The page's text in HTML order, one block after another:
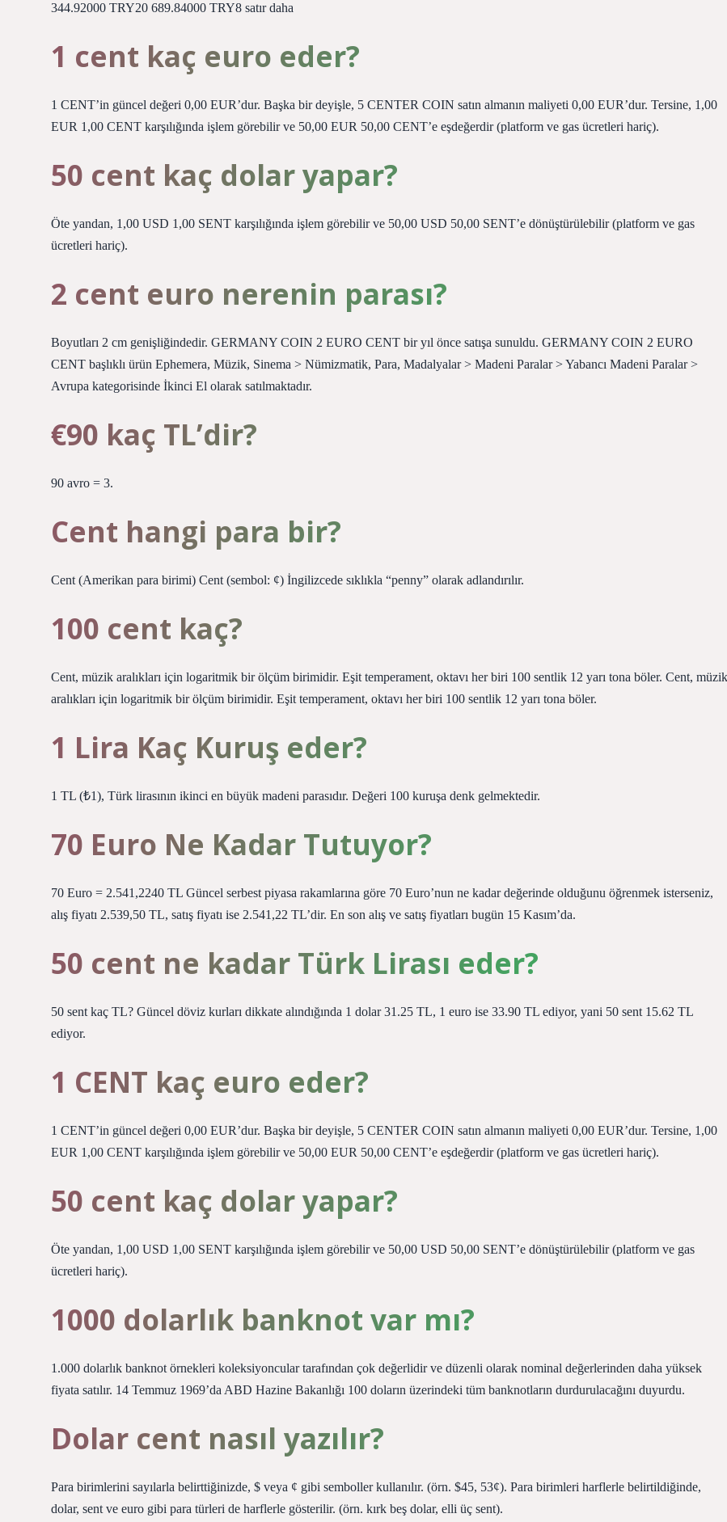
344.92000 TRY20 689.84000 TRY8 satır daha
1 cent kaç euro eder?
1 CENT’in güncel değeri 0,00 EUR’dur. Başka bir deyişle, 5 CENTER COIN satın almanın maliyeti 0,00 EUR’dur. Tersine, 1,00
EUR 1,00 CENT karşılığında işlem görebilir ve 50,00 EUR 50,00 CENT’e eşdeğerdir (platform ve gas ücretleri hariç).
50 cent kaç dolar yapar?
Öte yandan, 1,00 USD 1,00 SENT karşılığında işlem görebilir ve 50,00 USD 50,00 SENT’e dönüştürülebilir (platform ve gas
ücretleri hariç).
2 cent euro nerenin parası?
Boyutları 2 cm genişliğindedir. GERMANY COIN 2 EURO CENT bir yıl önce satışa sunuldu. GERMANY COIN 2 EURO
CENT başlıklı ürün Ephemera, Müzik, Sinema > Nümizmatik, Para, Madalyalar > Madeni Paralar > Yabancı Madeni Paralar >
Avrupa kategorisinde İkinci El olarak satılmaktadır.
€90 kaç TL’dir?
90 avro = 3.
Cent hangi para bir?
Cent (Amerikan para birimi) Cent (sembol: ¢) İngilizcede sıklıkla “penny” olarak adlandırılır.
100 cent kaç?
Cent, müzik aralıkları için logaritmik bir ölçüm birimidir. Eşit temperament, oktavı her biri 100 sentlik 12 yarı tona böler. Cent, müzik
aralıkları için logaritmik bir ölçüm birimidir. Eşit temperament, oktavı her biri 100 sentlik 12 yarı tona böler.
1 Lira Kaç Kuruş eder?
1 TL (₺1), Türk lirasının ikinci en büyük madeni parasıdır. Değeri 100 kuruşa denk gelmektedir.
70 Euro Ne Kadar Tutuyor?
70 Euro = 2.541,2240 TL Güncel serbest piyasa rakamlarına göre 70 Euro’nun ne kadar değerinde olduğunu öğrenmek isterseniz,
alış fiyatı 2.539,50 TL, satış fiyatı ise 2.541,22 TL’dir. En son alış ve satış fiyatları bugün 15 Kasım’da.
50 cent ne kadar Türk Lirası eder?
50 sent kaç TL? Güncel döviz kurları dikkate alındığında 1 dolar 31.25 TL, 1 euro ise 33.90 TL ediyor, yani 50 sent 15.62 TL
ediyor.
1 CENT kaç euro eder?
1 CENT’in güncel değeri 0,00 EUR’dur. Başka bir deyişle, 5 CENTER COIN satın almanın maliyeti 0,00 EUR’dur. Tersine, 1,00
EUR 1,00 CENT karşılığında işlem görebilir ve 50,00 EUR 50,00 CENT’e eşdeğerdir (platform ve gas ücretleri hariç).
50 cent kaç dolar yapar?
Öte yandan, 1,00 USD 1,00 SENT karşılığında işlem görebilir ve 50,00 USD 50,00 SENT’e dönüştürülebilir (platform ve gas
ücretleri hariç).
1000 dolarlık banknot var mı?
1.000 dolarlık banknot örnekleri koleksiyoncular tarafından çok değerlidir ve düzenli olarak nominal değerlerinden daha yüksek
fiyata satılır. 14 Temmuz 1969’da ABD Hazine Bakanlığı 100 doların üzerindeki tüm banknotların durdurulacağını duyurdu.
Dolar cent nasıl yazılır?
Para birimlerini sayılarla belirttiğinizde, $ veya ¢ gibi semboller kullanılır. (örn. $45, 53¢). Para birimleri harflerle belirtildiğinde,
dolar, sent ve euro gibi para türleri de harflerle gösterilir. (örn. kırk beş dolar, elli üç sent).